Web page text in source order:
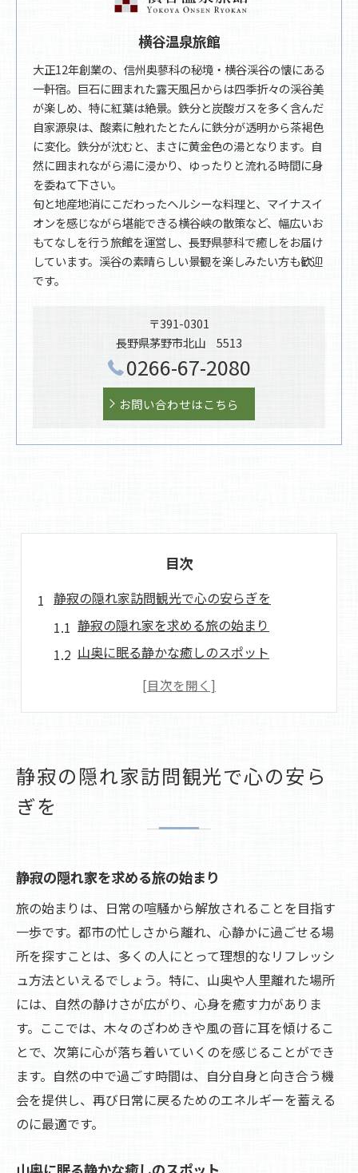
横谷温泉旅館
大正12年創業の、信州奥蓼科の秘境・横谷渓谷の懐にある
一軒宿。巨石に囲まれた露天風呂からは四季折々の渓谷美
が楽しめ、特に紅葉は絶景。鉄分と炭酸ガスを多く含んだ
自家源泉は、酸素に触れたとたんに鉄分が透明から茶褐色
に変化。鉄分が沈むと、まさに黄金色の湯となります。自
然に囲まれながら湯に浸かり、ゆったりと流れる時間に身
を委ねて下さい。
旬と地産地消にこだわったヘルシーな料理と、マイナスイ
オンを感じながら堪能できる横谷峡の散策など、幅広いお
もてなしを行う旅館を運営し、長野県蓼科で癒しをお届け
しています。渓谷の素晴らしい景観を楽しみたい方も歓迎
です。
〒391-0301
長野県茅野市北山 5513
0266-67-2080
お問い合わせはこちら
目次
静寂の隠れ家訪問観光で心の安らぎを
静寂の隠れ家を求める旅の始まり
山奥に眠る静かな癒しのスポット
秘境で味わう特別な静けさ
喧騒を離れた静けさの観光体験
隠れた自然の美に出会う旅路
静かな場所で新たな発見をする方法
静寂の中で心をリセットする体験
観光で発見する自然の静寂と心の癒し
自然の音に心を癒す観光体験
静寂の中に潜む自然の美しさ
森の中で感じる心地よい静けさ
自然の力で心を癒す旅の魅力
自然との共存で得る深い安らぎ
山奥の隠れ家で味わう観光の新たな魅力
静寂の隠れ家訪問観光で心の安ら
ぎを
静寂の隠れ家を求める旅の始まり
旅の始まりは、日常の喧騒から解放されることを目指す
一歩です。都市の忙しさから離れ、心静かに過ごせる場
所を探すことは、多くの人にとって理想的なリフレッシ
ュ方法といえるでしょう。特に、山奥や人里離れた場所
には、自然の静けさが広がり、心身を癒す力がありま
す。ここでは、木々のざわめきや風の音に耳を傾けるこ
とで、次第に心が落ち着いていくのを感じることができ
ます。自然の中で過ごす時間は、自分自身と向き合う機
会を提供し、再び日常に戻るためのエネルギーを蓄える
のに最適です。